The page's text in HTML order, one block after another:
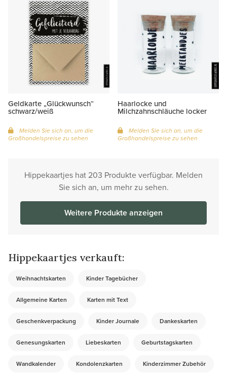
Geldkarte „Glückwunsch“
schwarz/weiß
Melden Sie sich an, um die
Großhandelspreise zu sehen
Haarlocke und
Milchzahnschläuche locker
Melden Sie sich an, um die
Großhandelspreise zu sehen
Hippekaartjes hat 203 Produkte verfügbar. Melden
Sie sich an, um mehr zu sehen.
Weitere Produkte anzeigen
Hippekaartjes verkauft:
Weihnachtskarten Kinder Tagebücher
Allgemeine Karten Karten mit Text
Geschenkverpackung Kinder Journale Dankeskarten
Genesungskarten Liebeskarten Geburtstagskarten
Wandkalender Kondolenzkarten Kinderzimmer Zubehör